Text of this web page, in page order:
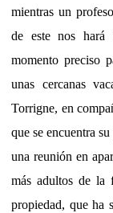
mientras un
de este nos hará
momento preciso
unas cercanas
Torrigne, en
que se encuentra
una reunión en
más adultos de la
propiedad, que ha